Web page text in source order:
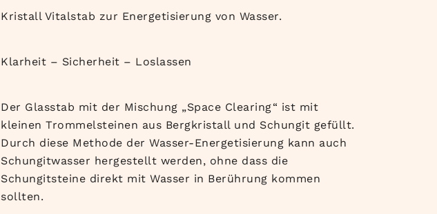
Kristall Vitalstab zur Energetisierung von Wasser.
Klarheit – Sicherheit – Loslassen
Der Glasstab mit der Mischung „Space Clearing“ ist mit
kleinen Trommelsteinen aus Bergkristall und Schungit gefüllt.
Durch diese Methode der Wasser-Energetisierung kann auch
Schungitwasser hergestellt werden, ohne dass die
Schungitsteine direkt mit Wasser in Berührung kommen
sollten.